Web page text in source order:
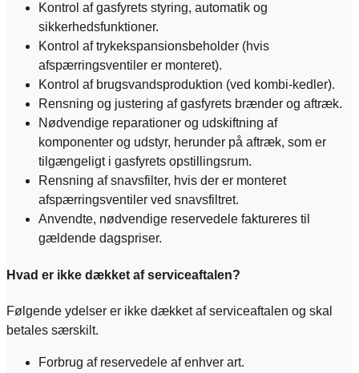
Kontrol af gasfyrets styring, automatik og
sikkerhedsfunktioner.
Kontrol af trykekspansionsbeholder (hvis
afspærringsventiler er monteret).
Kontrol af brugsvandsproduktion (ved kombi-kedler).
Rensning og justering af gasfyrets brænder og aftræk.
Nødvendige reparationer og udskiftning af
komponenter og udstyr, herunder på aftræk, som er
tilgængeligt i gasfyrets opstillingsrum.
Rensning af snavsfilter, hvis der er monteret
afspærringsventiler ved snavsfiltret.
Anvendte, nødvendige reservedele faktureres til
gældende dagspriser.
Hvad er ikke dækket af serviceaftalen?
Følgende ydelser er ikke dækket af serviceaftalen og skal
betales særskilt.
Forbrug af reservedele af enhver art.